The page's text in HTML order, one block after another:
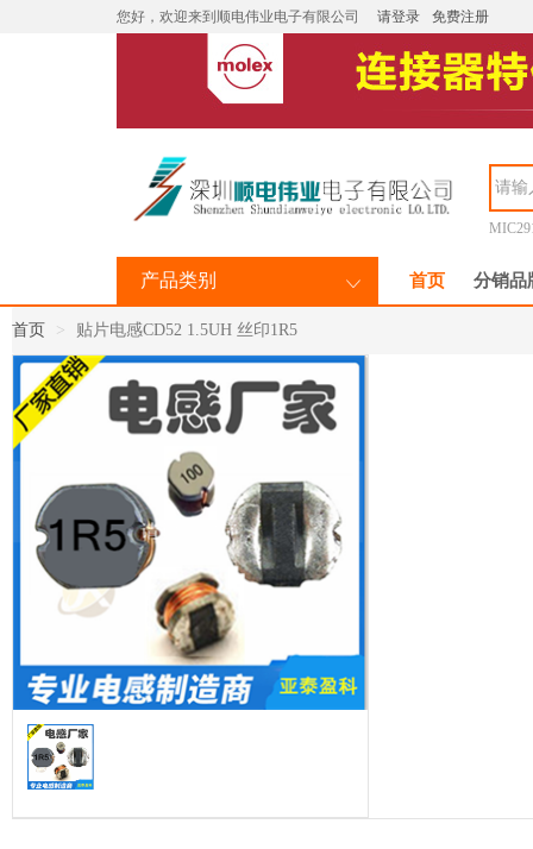
您好，欢迎来到顺电伟业电子有限公司 请登录 免费注册
产品类别 首页 分销品
首页 贴片电感CD52 1.5UH 丝印1R5